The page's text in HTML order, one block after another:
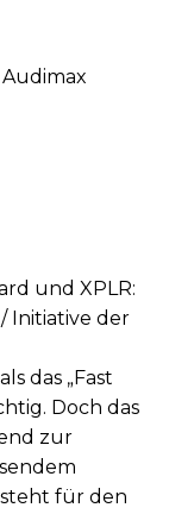
und XPLR:
Initiative der
das „Fast
Doch das
zur
für den